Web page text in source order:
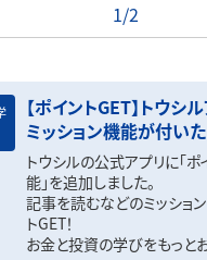
1/2
【ポイントGET】トウシ
ミッション機能が付いた
トウシルの公式アプリに「ポ
能」を追加しました。
記事を読むなどのミッショ
トGET！
お金と投資の学びをもっとお